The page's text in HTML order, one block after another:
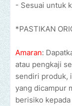
- Sesuai untuk
*PASTIKAN
Amaran:
atau pengkaji
sendiri produk,
yang dicampur
berisiko